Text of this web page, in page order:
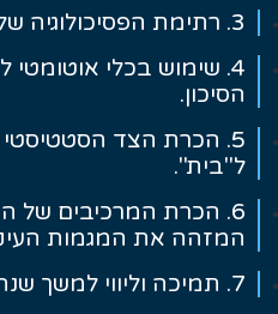
3. רתימת הפסיכולוגיה של המסחר לטובתנו.
4. שימוש בכלי אוטומטי
הסיכון.
5. הכרת הצד
ל"בית".
6. הכרת המרכיבים של
המזהה את המגמות
7. תמיכה וליווי למשך שנה (לפחות).